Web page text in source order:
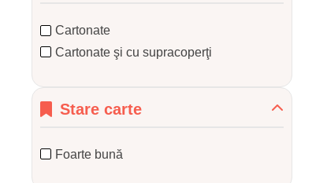
Cartonate
Cartonate şi cu supracoperţi
Stare carte
Foarte bună